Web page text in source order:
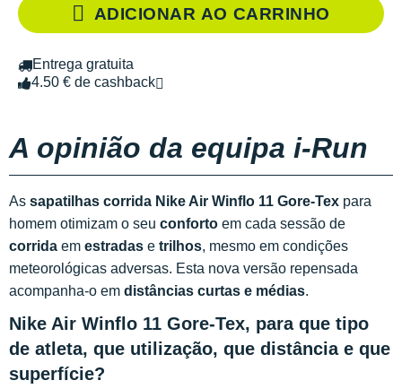
ADICIONAR AO CARRINHO
Entrega gratuita
4.50 € de cashback
A opinião da equipa i-Run
As sapatilhas corrida Nike Air Winflo 11 Gore-Tex para
homem otimizam o seu conforto em cada sessão de
corrida em estradas e trilhos, mesmo em condições
meteorológicas adversas. Esta nova versão repensada
acompanha-o em distâncias curtas e médias.
Nike Air Winflo 11 Gore-Tex, para que tipo
de atleta, que utilização, que distância e que
superfície?